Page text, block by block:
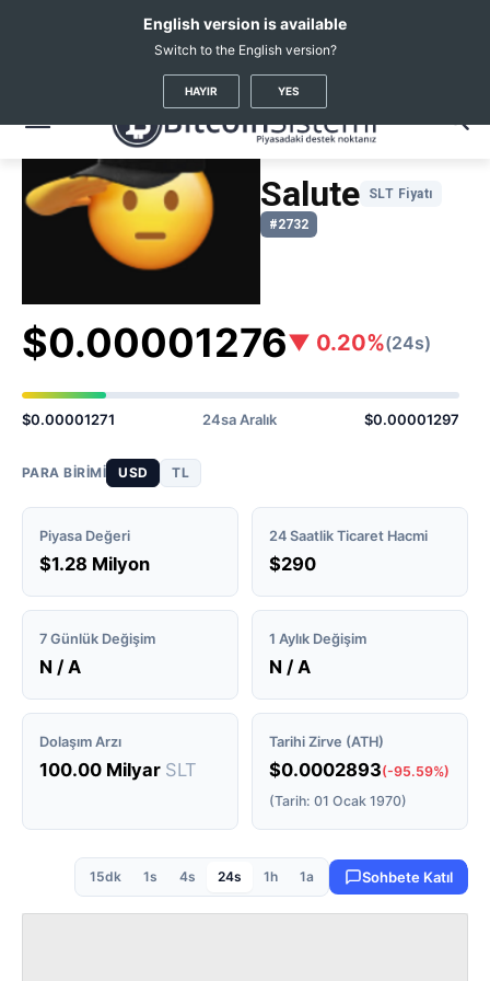
Coin Fiyatları (SLT)
Salute
SLT Fiyatı
#2732
$0.00001276▼ 0.20%(24s)
$0.00001271 24sa Aralık $0.00001297
PARA BIRIMI USD TL
Piyasa Değeri
$1.28 Milyon
24 Saatlik Ticaret Hacmi
$290
7 Günlük Değişim
N / A
1 Aylık Değişim
N / A
Dolaşım Arzı
100.00 Milyar SLT
Tarihi Zirve (ATH)
$0.0002893(-95.59%)
(Tarih: 01 Ocak 1970)
15dk 1s 4s 24s 1h 1a Sohbete Katıl
English version is available
Switch to the English version?
HAYIR YES